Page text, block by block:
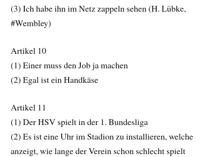
(3) Ich habe ihn im Netz zappeln sehen (H. Lübke,
#Wembley)
Artikel 10
(1) Einer muss den Job ja machen
(2) Egal ist ein Handkäse
Artikel 11
(1) Der HSV spielt in der 1. Bundesliga
(2) Es ist eine Uhr im Stadion zu installieren, welche
anzeigt, wie lange der Verein schon schlecht spielt